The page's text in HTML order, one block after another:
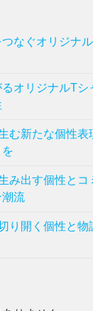
なぐオリジナ
オリジナルTシ
む新たな個性表
み出す個性とコ
流
り開く個性と物